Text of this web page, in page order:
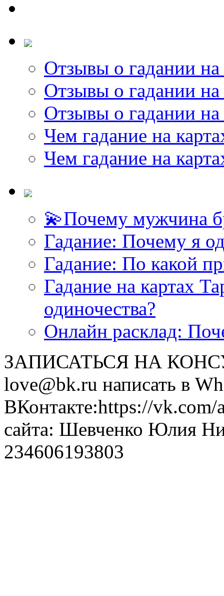
Отзывы о гадании на
Отзывы о гадании на
Отзывы о гадании на
Чем гадание на
Чем гадание на
💫Почему мужчина
Гадание: Почему я
Гадание: По какой
Гадание на картах
одиночества?
Онлайн расклад:
ЗАПИСАТЬСЯ НА
love@bk.ru написать в
ВКонтакте:https://
сайта: Шевченко Юлия
234606193803